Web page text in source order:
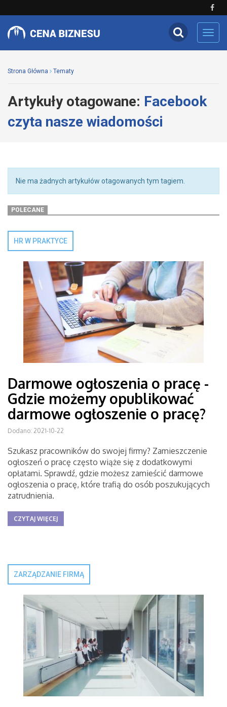
Strona Główna Tematy
Artykuły otagowane: Facebook
czyta nasze wiadomości
Nie ma żadnych artykułów otagowanych tym tagiem.
POLECANE
HR W PRAKTYCE
Darmowe ogłoszenia o pracę -
Gdzie możemy opublikować
darmowe ogłoszenie o pracę?
Dodano: 2021-10-22
Szukasz pracowników do swojej firmy? Zamieszczenie
ogłoszeń o pracę często wiąże się z dodatkowymi
opłatami. Sprawdź, gdzie możesz zamieścić darmowe
ogłoszenia o pracę, które trafią do osób poszukujących
zatrudnienia.
CZYTAJ WIĘCEJ
ZARZĄDZANIE FIRMĄ